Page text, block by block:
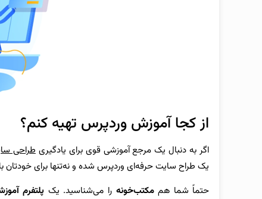
از کجا آموزش وردپرس تهیه کنم؟
اگر به دنبال یک مرجع آموزشی قوی برای یادگیریطراحی
یک طراح سایت حرفه‌ای وردپرس شده و نه‌تنها برای خودتان
حتماً شما هممکتب‌خونه را می‌شناسید. یک پلتفرم